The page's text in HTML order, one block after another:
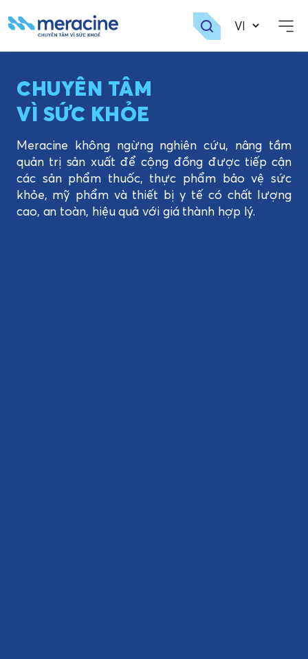
to
content
CHUYÊN TÂM
VÌ SỨC KHỎE
Meracine không ngừng nghiên cứu, nâng tầm
quản trị sản xuất để cộng đồng được tiếp cận
các sản phẩm thuốc, thực phẩm bảo vệ sức
khỏe, mỹ phẩm và thiết bị y tế có chất lượng
cao, an toàn, hiệu quả với giá thành hợp lý.